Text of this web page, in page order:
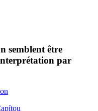
semblent être
par